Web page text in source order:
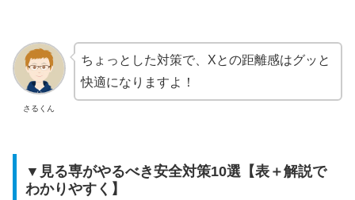
さるくん
ちょっとした対策で、Xとの距離感はグッと
快適になりますよ！
▼見る専がやるべき安全対策10選【表＋解説で
わかりやすく】